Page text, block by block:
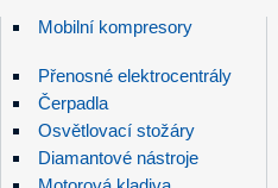
Mobilní kompresory
Přenosné elektrocentrály
Čerpadla
Osvětlovací stožáry
Diamantové nástroje